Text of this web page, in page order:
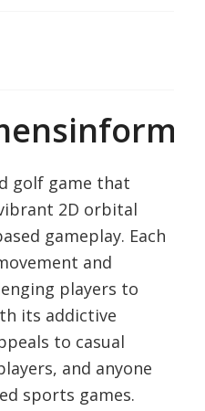
golf game that
2D orbital
gameplay. Each
and
players to
its addictive
to casual
and anyone
sports games.